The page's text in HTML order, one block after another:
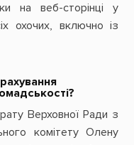
на веб-сторінці у
охочих, включно із
Верховної Ради з
комітету Олену